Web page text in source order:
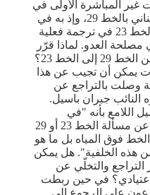
غير المباشرة الأولى في
أيار 2021 بناءً على التمسّك اللبناني بالخط 29، وإذ به في
شباط 2022 يعلن التراجع إلى الخط 23 في ترجمة فعلية
العدو. لماذا قرّر
الخط 23؟
يمكن أن تجيب عن هذا
وصلت بالتراجع عن
النائب جبران باسيل.
اللامع بأنه "في
موضوع الترسيم وبغض النظر عن مسألة الخط 23 أو 29
فوق المياه بل ما هو
هذه الخلفية". هل يمكن
التراجع والتخلّي عن
الاعتيادي؟ في حين ربطت
عون على الرجوع إلى